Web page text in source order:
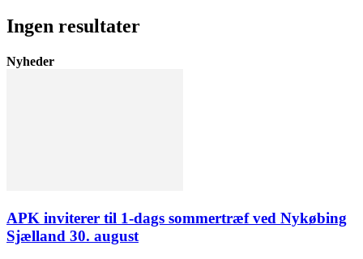
Ingen resultater
Nyheder
APK inviterer til 1-dags sommertræf ved Nykøbing
Sjælland 30. august